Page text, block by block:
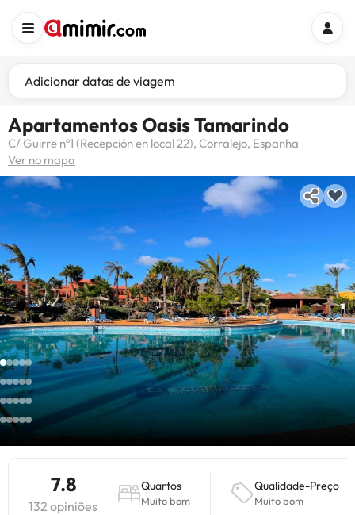
Adicionar datas de viagem
Apartamentos Oasis Tamarindo
C/ Guirre nº1 (Recepción en local 22), Corralejo, Espanha
Ver no mapa
7.8
132 opiniões
Quartos
Muito bom
Qualidade-Preço
Muito bom